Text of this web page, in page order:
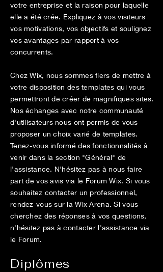
votre entreprise et la raison pour laquelle
elle a été crée. Expliquez à vos visiteurs
vos motivations, vos objectifs et soulignez
vos avantages par rapport à vos
concurrents.
Chez Wix, nous sommes fiers de mettre à
votre disposition des templates qui vous
permettront de créer de magnifiques sites.
Nos échanges avec notre communauté
d'utilisateurs nous ont permis de vous
proposer un choix varié de templates.
Tenez-vous informé des fonctionnalités à
venir dans la section "Général" de
l'assistance. N'hésitez pas à nous faire
part de vos avis via le Forum Wix. Si vous
souhaitez contacter un professionnel,
rendez-vous sur la Wix Arena. Si vous
cherchez des réponses à vos questions,
n'hésitez pas à contacter l'assistance via
le Forum.
Diplômes